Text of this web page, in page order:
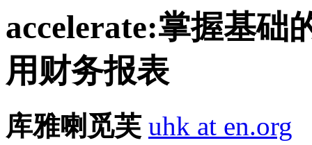
accelerate:掌握基础
用财务报表
库雅喇觅芙 uhk at en.org